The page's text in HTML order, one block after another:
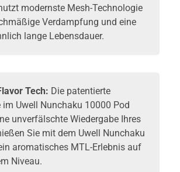
modernste Mesh-Technologie
Verdampfung und eine
lange Lebensdauer.
Tech: Die patentierte
im Uwell Nunchaku 10000 Pod
unverfälschte Wiedergabe Ihres
Sie mit dem Uwell Nunchaku
aromatisches MTL-Erlebnis auf
Niveau.